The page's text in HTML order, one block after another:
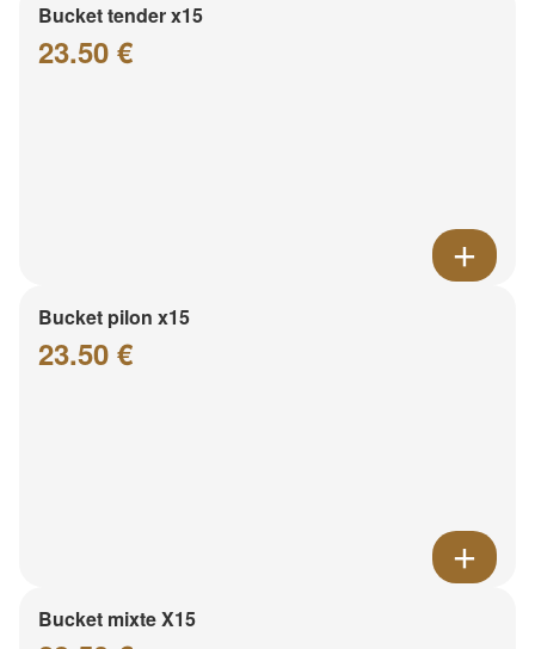
Bucket tender x15
23.50 €
Bucket pilon x15
23.50 €
Bucket mixte X15